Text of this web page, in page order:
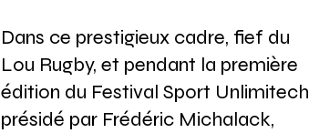
Dans ce prestigieux cadre, fief du
Lou Rugby, et pendant la première
édition du Festival Sport Unlimitech
présidé par Frédéric Michalack,